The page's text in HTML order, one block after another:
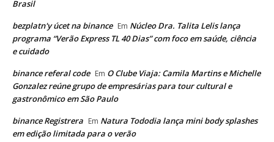
Brasil
bezplatn'y úcet na binance Em Núcleo Dra. Talita Lelis lança
programa “Verão Express TL 40 Dias” com foco em saúde, ciência
e cuidado
binance referal code Em O Clube Viaja: Camila Martins e Michelle
Gonzalez reúne grupo de empresárias para tour cultural e
gastronômico em São Paulo
binance Registrera Em Natura Tododia lança mini body splashes
em edição limitada para o verão